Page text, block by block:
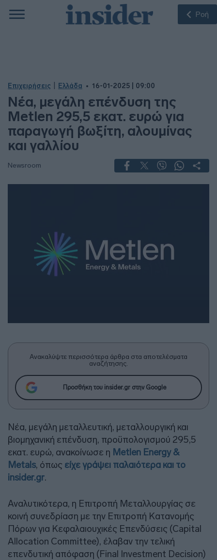
Ροή
Επιχειρήσεις Ελλάδα 16-01-2025 | 09:00
Νέα, μεγάλη επένδυση της
Metlen 295,5 εκατ. ευρώ για
παραγωγή βωξίτη, αλουμίνας
και γαλλίου
Newsroom
Ανακαλύψτε περισσότερα άρθρα στα αποτελέσματα
αναζήτησης.
Προσθήκη του insider.gr στην Google
Νέα, μεγάλη μεταλλευτική, μεταλλουργική και
βιομηχανική επένδυση, προϋπολογισμού 295,5
εκατ. ευρώ, ανακοίνωσε η Metlen Energy &
Metals, όπως είχε γράψει παλαιότερα και το
insider.gr.
Αναλυτικότερα, η Επιτροπή Μεταλλουργίας σε
κοινή συνεδρίαση με την Επιτροπή Κατανομής
Πόρων για Κεφαλαιουχικές Επενδύσεις (Capital
Allocation Committee), έλαβαν την τελική
επενδυτική απόφαση (Final Investment Decision)